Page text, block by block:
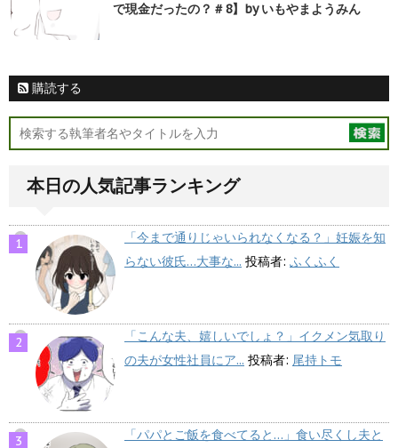
で現金だったの？＃8】by いもやまようみん
購読する
本日の人気記事ランキング
「今まで通りじゃいられなくなる？」妊娠を知
らない彼氏…大事な... 投稿者: ふくふく
「こんな夫、嬉しいでしょ？」イクメン気取り
の夫が女性社員にア... 投稿者: 尾持トモ
「パパとご飯を食べてると…」食い尽くし夫と